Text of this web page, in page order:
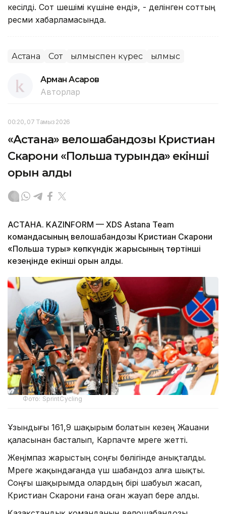
кесілді. Сот шешімі күшіне енді», - делінген соттың
ресми хабарламасында.
Астана Сот Қылмыспен күрес Қылмыс
Арман Асқаров
Авторлар
00:20, 07 Тамыз 2026
«Астана» велошабандозы Кристиан
Скарони «Польша турында» екінші
орын алды
АСТАНА. KAZINFORM — XDS Astana Team
командасының велошабандозы Кристиан Скарони
«Польша туры» көпкүндік жарысының төртінші
кезеңінде екінші орын алды.
Фото: SprintCycling
Ұзындығы 161,9 шақырым болатын кезең Жаuани
қаласынан басталып, Карпачте мәреге жетті.
Жеңімпаз жарыстың соңғы бөлігінде анықталды.
Мәреге жақындағанда үш шабандоз алға шықты.
Соңғы шақырымда олардың бірі шабуыл жасап,
Кристиан Скарони ғана оған жауап бере алды.